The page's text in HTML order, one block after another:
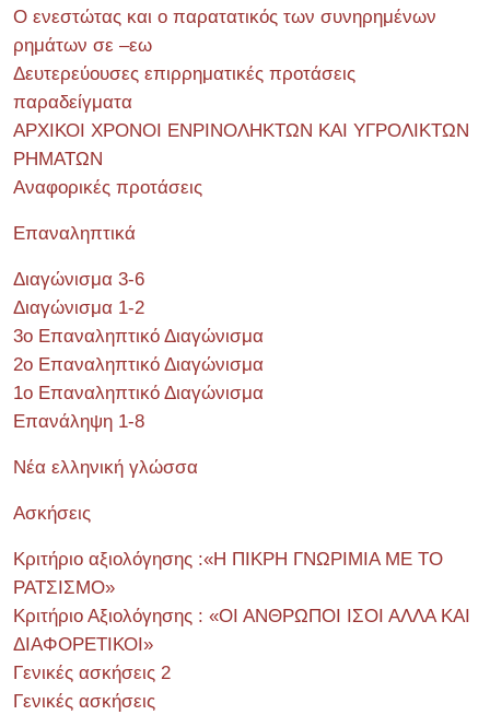
Ο ενεστώτας και ο παρατατικός των συνηρημένων
ρημάτων σε –εω
Δευτερεύουσες επιρρηματικές προτάσεις
παραδείγματα
ΑΡΧΙΚΟΙ ΧΡΟΝΟΙ ΕΝΡΙΝΟΛΗΚΤΩΝ ΚΑΙ ΥΓΡΟΛΙΚΤΩΝ
ΡΗΜΑΤΩΝ
Αναφορικές προτάσεις
Επαναληπτικά
Διαγώνισμα 3-6
Διαγώνισμα 1-2
3ο Επαναληπτικό Διαγώνισμα
2ο Επαναληπτικό Διαγώνισμα
1ο Επαναληπτικό Διαγώνισμα
Επανάληψη 1-8
Νέα ελληνική γλώσσα
Ασκήσεις
Κριτήριο αξιολόγησης :«Η ΠΙΚΡΗ ΓΝΩΡΙΜΙΑ ΜΕ ΤΟ
ΡΑΤΣΙΣΜΟ»
Κριτήριο Αξιολόγησης : «ΟΙ ΑΝΘΡΩΠΟΙ ΙΣΟΙ ΑΛΛΑ ΚΑΙ
ΔΙΑΦΟΡΕΤΙΚΟΙ»
Γενικές ασκήσεις 2
Γενικές ασκήσεις